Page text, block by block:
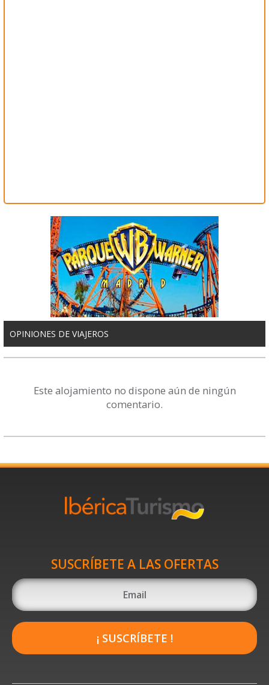
OPINIONES DE VIAJEROS
Este alojamiento no dispone aún de ningún
comentario.
SUSCRÍBETE A LAS OFERTAS
¡ SUSCRÍBETE !